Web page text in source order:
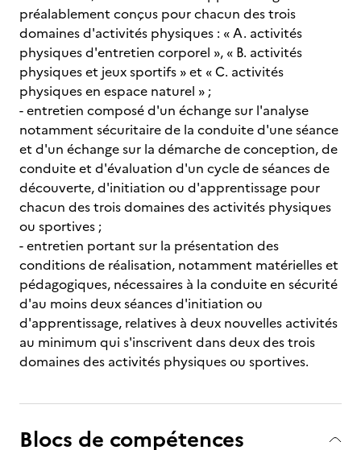
préalablement conçus pour chacun des trois
domaines d'activités physiques : « A. activités
physiques d'entretien corporel », « B. activités
physiques et jeux sportifs » et « C. activités
physiques en espace naturel » ;
- entretien composé d'un échange sur l'analyse
notamment sécuritaire de la conduite d'une séance
et d'un échange sur la démarche de conception, de
conduite et d'évaluation d'un cycle de séances de
découverte, d'initiation ou d'apprentissage pour
chacun des trois domaines des activités physiques
ou sportives ;
- entretien portant sur la présentation des
conditions de réalisation, notamment matérielles et
pédagogiques, nécessaires à la conduite en sécurité
d'au moins deux séances d'initiation ou
d'apprentissage, relatives à deux nouvelles activités
au minimum qui s'inscrivent dans deux des trois
domaines des activités physiques ou sportives.
Blocs de compétences